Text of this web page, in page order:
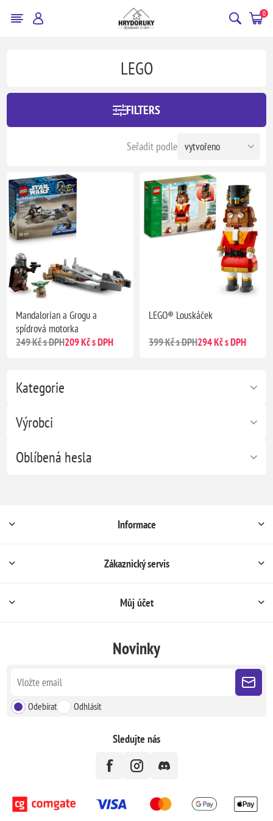
0
Kategorie
Výrobci
Oblíbená hesla
LEGO
FILTERS
Seřadit podle
Mandalorian a Grogu a
spídrová motorka
249 Kč s DPH209 Kč s DPH
LEGO® Louskáček
399 Kč s DPH294 Kč s DPH
Informace
Zákaznický servis
Můj účet
Novinky
Odebírat Odhlásit
Sledujte nás